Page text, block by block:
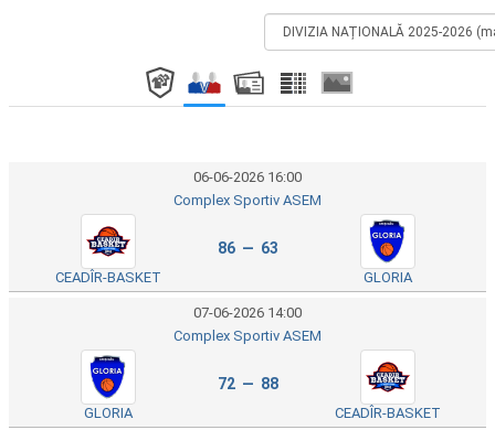
06-06-2026 16:00
Complex Sportiv ASEM
CEADÎR-BASKET
86 — 63
GLORIA
07-06-2026 14:00
Complex Sportiv ASEM
GLORIA
72 — 88
CEADÎR-BASKET